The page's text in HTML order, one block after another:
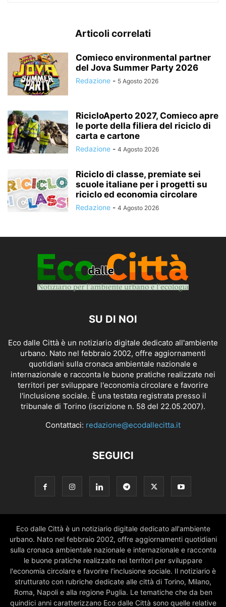
Articoli correlati
Comieco environmental partner
del Jova Summer Party 2026
Redazione - 5 Agosto 2026
RicicloAperto 2027, Comieco apre
le porte della filiera del riciclo di
carta e cartone
Redazione - 4 Agosto 2026
Riciclo di classe, premiate sei
scuole italiane per i progetti su
riciclo ed economia circolare
Redazione - 4 Agosto 2026
SU DI NOI
Eco dalle Città è un notiziario digitale dedicato all'ambiente
urbano. Nato nel febbraio 2002, offre aggiornamenti
quotidiani sulla cronaca ambientale nazionale e
internazionale e racconta le buone pratiche realizzate nei
territori per sviluppare l'economia circolare e favorire
l'inclusione sociale. È una testata registrata presso il
tribunale di Torino (iscrizione n. 58 del 22.05.2007).
Contattaci: redazione@ecodallecitta.it
SEGUICI
Eco dalle Città è un notiziario digitale dedicato all'ambiente
urbano. Nato nel febbraio 2002, offre aggiornamenti quotidiani
sulla cronaca ambientale nazionale e internazionale e racconta
le buone pratiche realizzate nei territori per sviluppare
l'economia circolare e favorire l'inclusione sociale. Il notiziario è
strutturato con rubriche dedicate alle città di Torino, Milano,
Roma, Napoli e alla regione Puglia. Le tematiche che da ben
quindici anni caratterizzano Eco dalle Città sono quelle relative